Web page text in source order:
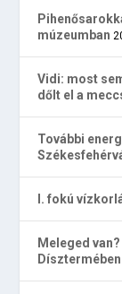
múzeumban
Vidi: most
dőlt el a
További
I. fokú
Meleged